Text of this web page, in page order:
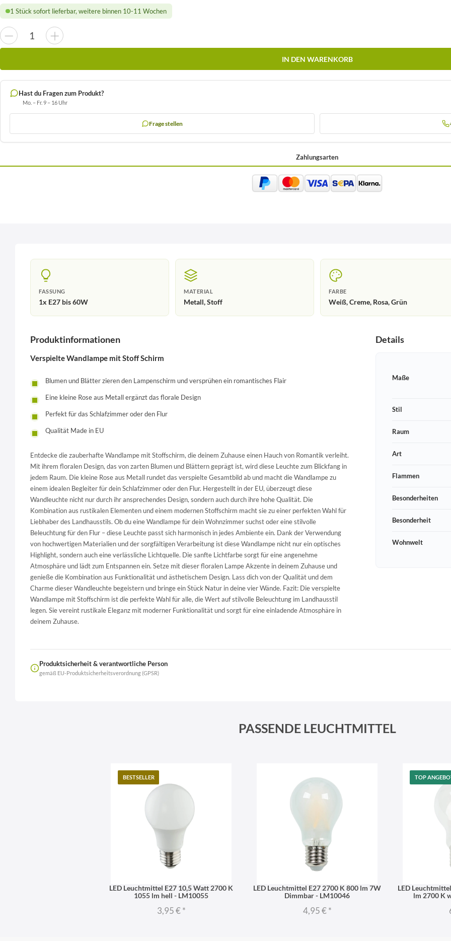
1 Stück sofort lieferbar, weitere binnen 10-11 Wochen
IN DEN WARENKORB
Hast du Fragen zum Produkt?
Mo. – Fr. 9 – 16 Uhr
Frage stellen
Zahlungsarten
FASSUNG
1x E27 bis 60W
MATERIAL
Metall, Stoff
FARBE
Weiß, Creme, Rosa, Grün
Produktinformationen
Verspielte Wandlampe mit Stoff Schirm
Blumen und Blätter zieren den Lampenschirm und versprühen ein romantisches Flair
Eine kleine Rose aus Metall ergänzt das florale Design
Perfekt für das Schlafzimmer oder den Flur
Qualität Made in EU
Entdecke die zauberhafte Wandlampe mit Stoffschirm, die deinem Zuhause einen Hauch von Romantik verleiht.
Mit ihrem floralen Design, das von zarten Blumen und Blättern geprägt ist, wird diese Leuchte zum Blickfang in
jedem Raum. Die kleine Rose aus Metall rundet das verspielte Gesamtbild ab und macht die Wandlampe zu
einem idealen Begleiter für dein Schlafzimmer oder den Flur. Hergestellt in der EU, überzeugt diese
Wandleuchte nicht nur durch ihr ansprechendes Design, sondern auch durch ihre hohe Qualität. Die
Kombination aus rustikalen Elementen und einem modernen Stoffschirm macht sie zu einer perfekten Wahl für
Liebhaber des Landhausstils. Ob du eine Wandlampe für dein Wohnzimmer suchst oder eine stilvolle
Beleuchtung für den Flur – diese Leuchte passt sich harmonisch in jedes Ambiente ein. Dank der Verwendung
von hochwertigen Materialien und der sorgfältigen Verarbeitung ist diese Wandlampe nicht nur ein optisches
Highlight, sondern auch eine verlässliche Lichtquelle. Die sanfte Lichtfarbe sorgt für eine angenehme
Atmosphäre und lädt zum Entspannen ein. Setze mit dieser floralen Lampe Akzente in deinem Zuhause und
genieße die Kombination aus Funktionalität und ästhetischem Design. Lass dich von der Qualität und dem
Charme dieser Wandleuchte begeistern und bringe ein Stück Natur in deine vier Wände. Fazit: Die verspielte
Wandlampe mit Stoffschirm ist die perfekte Wahl für alle, die Wert auf stilvolle Beleuchtung im Landhausstil
legen. Sie vereint rustikale Eleganz mit moderner Funktionalität und sorgt für eine einladende Atmosphäre in
deinem Zuhause.
Details
Maße
Stil
Raum
Art
Flammen
Besonderheiten
Besonderheit
Wohnwelt
Produktsicherheit & verantwortliche Person
gemäß EU-Produktsicherheitsverordnung (GPSR)
PASSENDE LEUCHTMITTEL
BESTSELLER
LED Leuchtmittel E27 10,5 Watt 2700 K
1055 lm hell - LM10055
3,95 €*
LED Leuchtmittel E27 2700 K 800 lm 7W
Dimmbar - LM10046
4,95 €*
TOP
LED
lm 2700 K